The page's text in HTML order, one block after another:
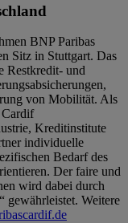
BNP Paribas
Sitz in Stuttgart. Das
Restkredit- und
von Mobilität. Als
Kreditinstitute
individuelle
Bedarf des
Der faire und
wird dabei durch
gewährleistet. Weitere